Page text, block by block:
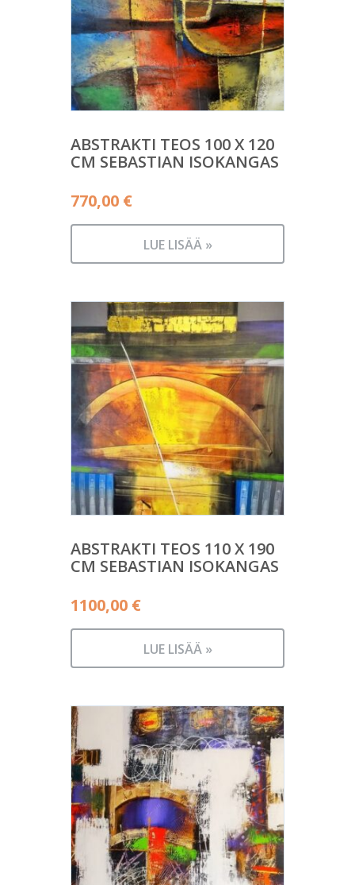
ABSTRAKTI TEOS 100 X 120
CM SEBASTIAN ISOKANGAS
770,00 €
LUE LISÄÄ »
ABSTRAKTI TEOS 110 X 190
CM SEBASTIAN ISOKANGAS
1100,00 €
LUE LISÄÄ »